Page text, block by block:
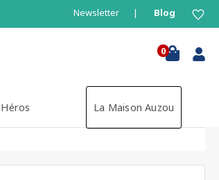
Newsletter Blog
0
La Maison Auzou